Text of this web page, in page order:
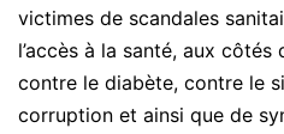
victimes de scandales
l’accès à la santé, aux côtés
contre le diabète, contre le
corruption et ainsi que de